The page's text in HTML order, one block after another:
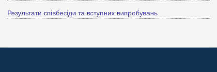
Результати співбесіди та вступних випробувань